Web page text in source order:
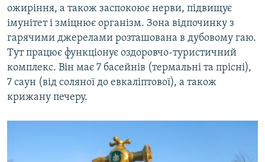
ожиріння, а також заспокоює нерви, підвищує
імунітет і зміцнює організм. Зона відпочинку з
гарячими джерелами розташована в дубовому гаю.
Тут працює функціонує оздоровчо-туристичний
комплекс. Він має 7 басейнів (термальні та прісні),
7 саун (від соляної до евкаліптової), а також
крижану печеру.